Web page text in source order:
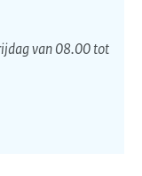
van 08.00 tot